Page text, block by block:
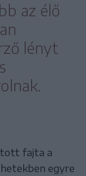
az élő
lényt
fajta a
egyre